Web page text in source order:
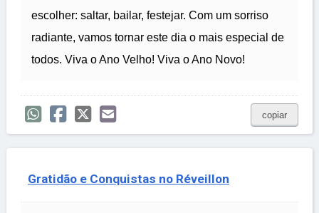
escolher: saltar, bailar, festejar. Com um sorriso
radiante, vamos tornar este dia o mais especial de
todos. Viva o Ano Velho! Viva o Ano Novo!
copiar
Gratidão e Conquistas no Réveillon